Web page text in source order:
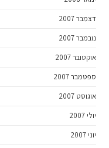
דצמבר 2007
נובמבר 2007
אוקטובר 2007
ספטמבר 2007
אוגוסט 2007
יולי 2007
יוני 2007